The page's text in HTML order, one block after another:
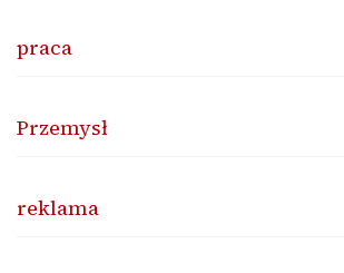
praca
Przemysł
reklama